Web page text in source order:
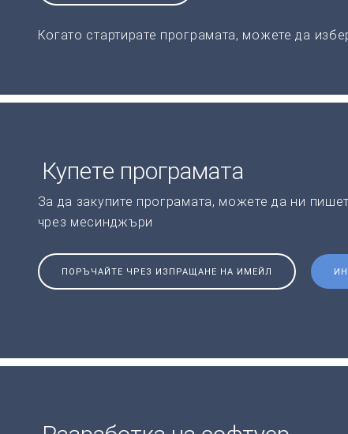
Когато стартирате програмата, можете да
Купете програмата
За да закупите програмата, можете да ни
чрез месинджъри
ПОРЪЧАЙТЕ ЧРЕЗ ИЗПРАЩАНЕ НА ИМЕЙЛ